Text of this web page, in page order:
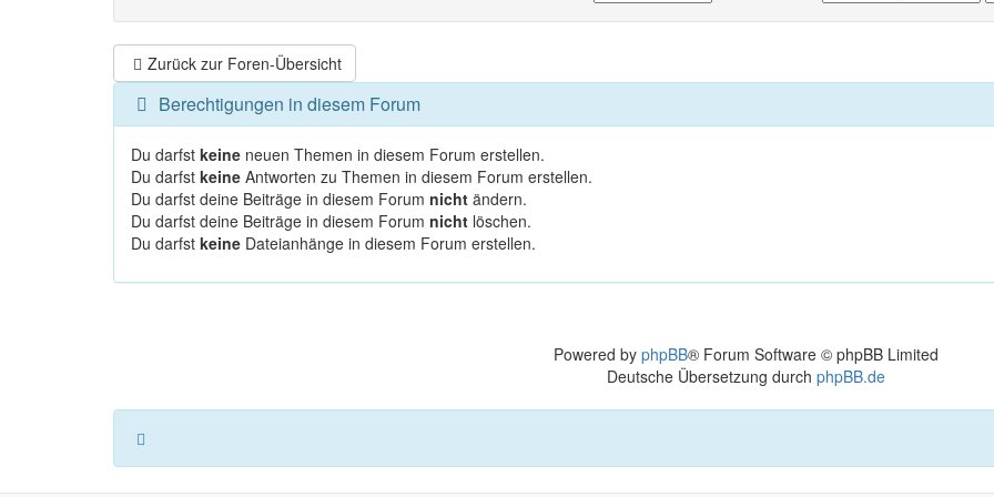
Zurück zur Foren-Übersicht
Berechtigungen in diesem Forum
Du darfst keine neuen Themen in diesem Forum erstellen.
Du darfst keine Antworten zu Themen in diesem Forum erstellen.
Du darfst deine Beiträge in diesem Forum nicht ändern.
Du darfst deine Beiträge in diesem Forum nicht löschen.
Du darfst keine Dateianhänge in diesem Forum erstellen.
Powered by phpBB® Forum Software © phpBB Limited
Deutsche Übersetzung durch phpBB.de